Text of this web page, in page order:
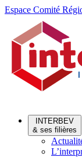
Aller
Aller
contenu
Espace Comité
INTERBEV
& ses filières